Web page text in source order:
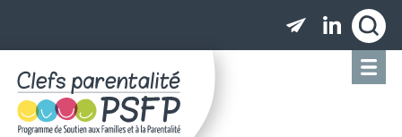
Clefs parentalité PSFP - Programme de